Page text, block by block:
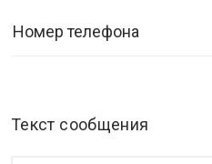
Текст сообщения